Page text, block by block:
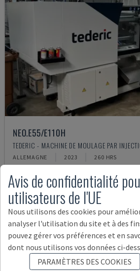
NEO.E55/E110H
TEDERIC - MACHINE DE MOULAGE PAR
ALLEMAGNE 2023 260 HRS
Avis de confidentialité
utilisateurs de l'UE
Nous utilisons des cookies pour
analyser l'utilisation du site et à des
pouvez gérer vos préférences et en
dont nous utilisons vos données ci-
PARAMÈTRES DES COOKIES